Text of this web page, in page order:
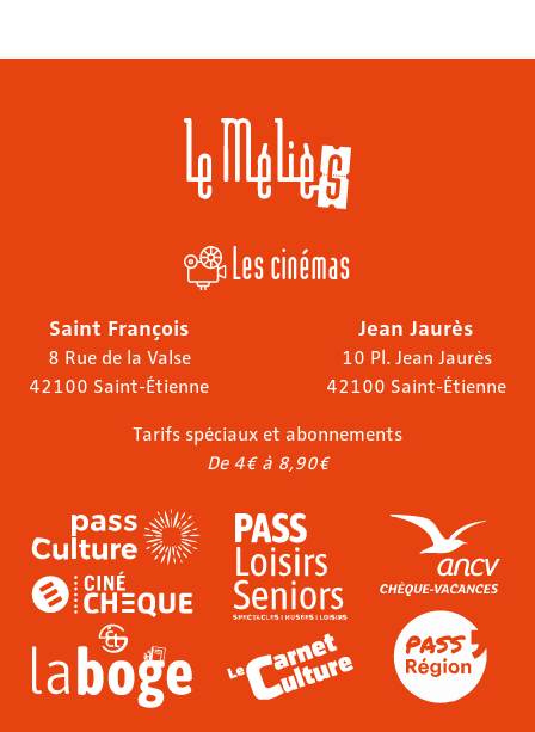
Les cinémas
Saint François
8 Rue de la Valse
42100 Saint-Étienne
Jean Jaurès
10 Pl. Jean Jaurès
42100 Saint-Étienne
Tarifs spéciaux et abonnements
De 4€ à 8,90€